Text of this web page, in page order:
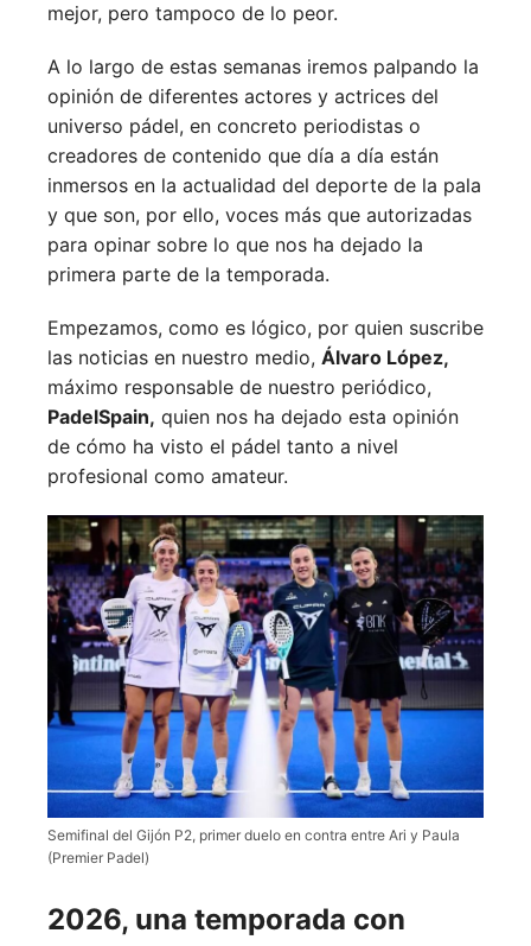
mejor, pero tampoco de lo peor.
A lo largo de estas semanas iremos palpando la
opinión de diferentes actores y actrices del
universo pádel, en concreto periodistas o
creadores de contenido que día a día están
inmersos en la actualidad del deporte de la pala
y que son, por ello, voces más que autorizadas
para opinar sobre lo que nos ha dejado la
primera parte de la temporada.
Empezamos, como es lógico, por quien suscribe
las noticias en nuestro medio, Álvaro López,
máximo responsable de nuestro periódico,
PadelSpain, quien nos ha dejado esta opinión
de cómo ha visto el pádel tanto a nivel
profesional como amateur.
Semifinal del Gijón P2, primer duelo en contra entre Ari y Paula
(Premier Padel)
2026, una temporada con